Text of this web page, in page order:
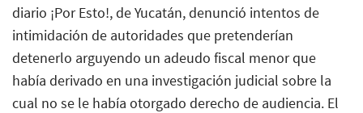
diario ¡Por Esto!, de Yucatán, denunció intentos de
intimidación de autoridades que pretenderían
detenerlo arguyendo un adeudo fiscal menor que
había derivado en una investigación judicial sobre la
cual no se le había otorgado derecho de audiencia. El